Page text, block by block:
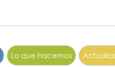
Lo que hacemos